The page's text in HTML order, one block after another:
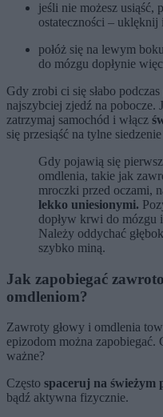
jeśli nie możesz usiąść,
ostateczności – uklęknij
połóż się na lewym
do mózgu dopłynie
Gdy zrobi ci się słabo podczas
najszybciej zjedź na pobocze.
zatrzymaj samochód i włącz
się przesiąść na tylne
Gdy pojawią się
omdlenia, takie jak
mroczki przed oczami,
lekko uniesionymi.
dopływ krwi do mózgu
Należy oddychać
szybko miną.
Jak zapobiegać
omdleniom?
Zawroty głowy i omdlenia
epizodom można zapobiegać.
ważne?
Często spaceruj na świeżym
bądź aktywna fizycznie.